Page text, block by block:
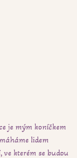
je mým koníčkem
lidem
kterém se budou